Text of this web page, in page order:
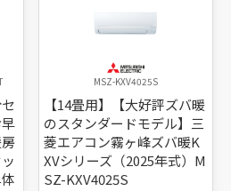
MSZ-KXV4025S
【14畳用】【大好評ズバ暖
のスタンダードモデル】三
菱エアコン霧ヶ峰ズバ暖K
XVシリーズ（2025年式）M
SZ-KXV4025S